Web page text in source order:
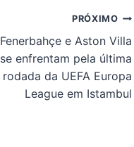
PRÓXIMO
Fenerbahçe e Aston Villa
se enfrentam pela última
rodada da UEFA Europa
League em Istambul